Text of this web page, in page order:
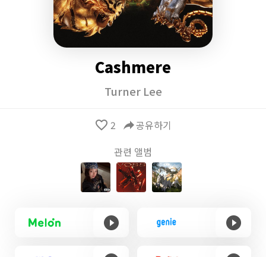
Cashmere
Turner Lee
favorite_border 2 reply공유하기
관련 앨범